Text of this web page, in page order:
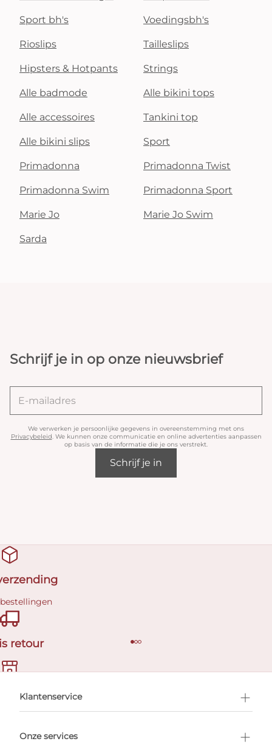
Sport bh's Voedingsbh's
Rioslips Tailleslips
Hipsters & Hotpants Strings
Alle badmode Alle bikini tops
Alle accessoires Tankini top
Alle bikini slips Sport
Primadonna Primadonna Twist
Primadonna Swim Primadonna Sport
Marie Jo Marie Jo Swim
Sarda
Schrijf je in op onze nieuwsbrief
We verwerken je persoonlijke gegevens in overeenstemming met ons
Privacybeleid. We kunnen onze communicatie en online advertenties aanpassen
op basis van de informatie die je ons verstrekt.
Schrijf je in
retour
afspraak
Klantenservice
Onze services